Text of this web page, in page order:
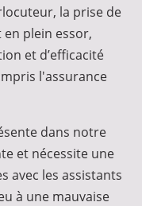
la prise de
en plein essor,
et d’efficacité
l'assurance
dans notre
et nécessite une
avec les assistants
à une mauvaise